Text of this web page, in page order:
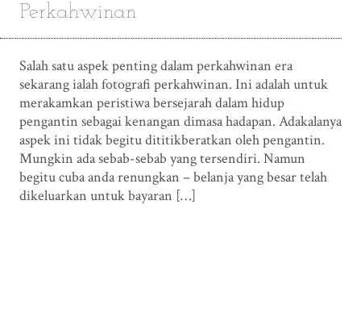
Perkahwinan
Salah satu aspek penting dalam perkahwinan era
sekarang ialah fotografi perkahwinan. Ini adalah untuk
merakamkan peristiwa bersejarah dalam hidup
pengantin sebagai kenangan dimasa hadapan. Adakalanya
aspek ini tidak begitu dititikberatkan oleh pengantin.
Mungkin ada sebab-sebab yang tersendiri. Namun
begitu cuba anda renungkan – belanja yang besar telah
dikeluarkan untuk bayaran […]